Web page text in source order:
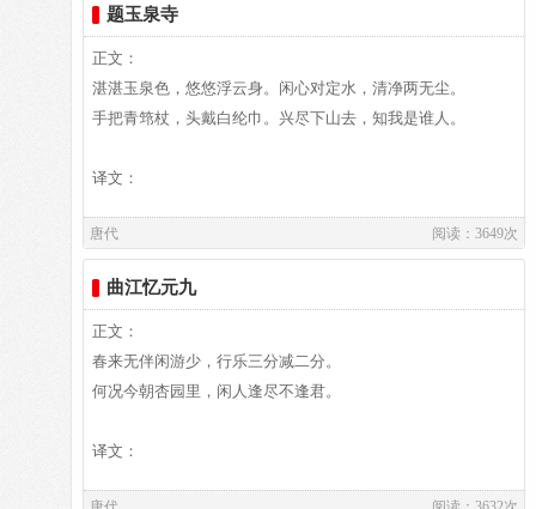
世，代表诗作有《长恨歌》、《卖炭翁》、《琵琶行》等。白
居易祖籍山西、陕西、出生于河南郑州新郑，葬于洛阳。白居
易故居纪念馆坐落于洛阳市郊。白园（白居易墓）坐落在洛阳
城南香山的琵琶峰。
山林少羁鞅，世路多艰阻。寄谢伐檀人，慎勿嗟穷处。
汉日大将军，少为乞食子。秦时故列侯，老作锄瓜士。
春华何暐晔，园中发桃李。秋风忽萧条，堂上生荆杞。
深谷变为岸，桑田成海水。势去未须悲，时来何足喜。
含沙射人影，虽病人不知。巧言构人罪，至死人不疑。
阴德既必报，阴祸岂虚施。人事虽可罔，天道终难欺。
明则有刑辟，幽则有神祇.苟免勿私喜，鬼得而诛之。
季子憔悴时，妇见不下机。买臣负薪日，妻亦弃如遗。
一朝黄金多，佩印衣锦归。去妻不敢视，妇嫂强依依。
富贵家人重，贫贱妻子欺。奈何贫富间，可移亲爱志。
遂使中人心，汲汲求富贵。又令下人力，各竞锥刀利。
题玉泉寺
正文：
湛湛玉泉色，悠悠浮云身。闲心对定水，清净两无尘。
手把青筇杖，头戴白纶巾。兴尽下山去，知我是谁人。
译文：
作者介绍：
白居易,白居易（772～846），字乐天，晚年又号称香山居
诗歌题材广泛，形式多样，语言平易通俗，有“诗魔”和“诗
唐代 阅读：3649次
曲江忆元九
正文：
春来无伴闲游少，行乐三分减二分。
何况今朝杏园里，闲人逢尽不逢君。
译文：